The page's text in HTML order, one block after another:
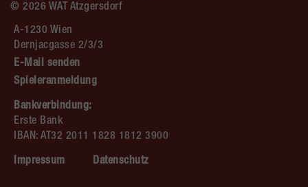
© 2026 WAT Atzgersdorf
A-1230 Wien
Dernjacgasse 2/3/3
E-Mail senden
Spieleranmeldung
Bankverbindung:
Erste Bank
IBAN: AT32 2011 1828 1812 3900
Impressum Datenschutz